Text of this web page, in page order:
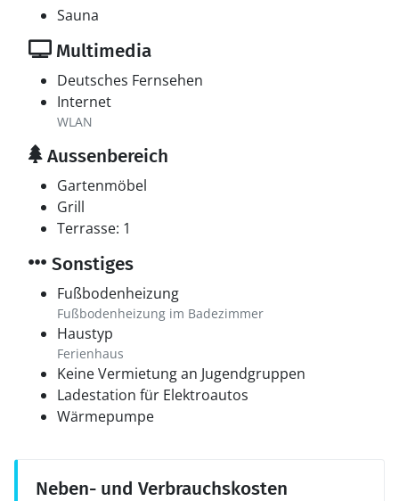
Sauna
Multimedia
Deutsches Fernsehen
Internet
WLAN
Aussenbereich
Gartenmöbel
Grill
Terrasse: 1
Sonstiges
Fußbodenheizung
Fußbodenheizung im Badezimmer
Haustyp
Ferienhaus
Keine Vermietung an Jugendgruppen
Ladestation für Elektroautos
Wärmepumpe
Neben- und Verbrauchskosten